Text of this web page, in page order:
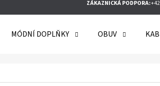
ZÁKAZNICKÁ PODPORA:
MÓDNÍ DOPLŇKY OBUV